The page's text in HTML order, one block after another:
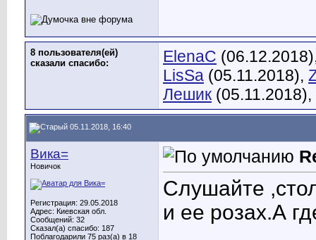
8 пользователя(ей)
сказали cпасибо:
ElenaC
LisSa (05.11.2018),
Лешик (05.11.2018),
05.11.2018, 16:40
Вика=
Новичок
Регистрация: 29.05.2018
Адрес: Киевская обл.
Сообщений: 32
Сказал(а) спасибо: 187
Поблагодарили 75 раз(а) в 18
Слушайте
и ее розах.А